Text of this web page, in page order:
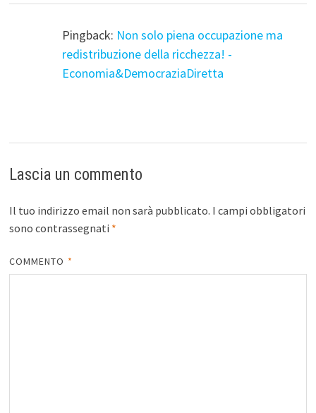
Pingback: Non solo piena occupazione ma
redistribuzione della ricchezza! -
Economia&DemocraziaDiretta
Lascia un commento
Il tuo indirizzo email non sarà pubblicato. I campi obbligatori
sono contrassegnati *
COMMENTO *